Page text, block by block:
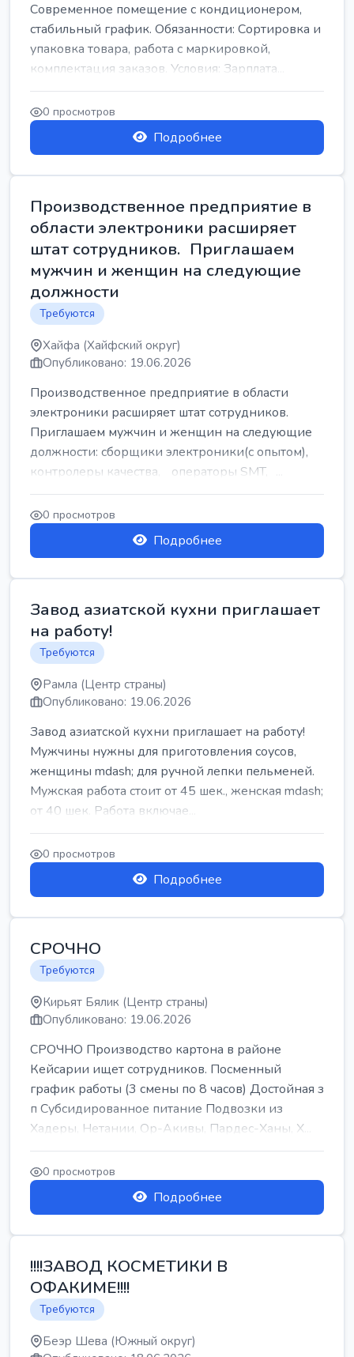
Современное помещение с кондиционером,
стабильный график. Обязанности: Сортировка и
упаковка товара, работа с маркировкой,
комплектация заказов. Условия: Зарплата...
0 просмотров
Подробнее
Производственное предприятие в
области электроники расширяет
штат сотрудников. Приглашаем
мужчин и женщин на следующие
должности
Требуются
Хайфа (Хайфский округ)
Опубликовано: 19.06.2026
Производственное предприятие в области
электроники расширяет штат сотрудников.
Приглашаем мужчин и женщин на следующие
должности: сборщики электроники(с опытом),
контролеры качества, операторы SMT, ...
0 просмотров
Подробнее
Завод азиатской кухни приглашает
на работу!
Требуются
Рамла (Центр страны)
Опубликовано: 19.06.2026
Завод азиатской кухни приглашает на работу!
Мужчины нужны для приготовления соусов,
женщины mdash; для ручной лепки пельменей.
Мужская работа стоит от 45 шек., женская mdash;
от 40 шек. Работа включае...
0 просмотров
Подробнее
СРОЧНО
Требуются
Кирьят Бялик (Центр страны)
Опубликовано: 19.06.2026
СРОЧНО Производство картона в районе
Кейсарии ищет сотрудников. Посменный
график работы (3 смены по 8 часов) Достойная з
п Субсидированное питание Подвозки из
Хадеры, Нетании, Ор-Акивы, Пардес-Ханы, Х...
0 просмотров
Подробнее
!!!!ЗАВОД КОСМЕТИКИ В
ОФАКИМЕ!!!!
Требуются
Беэр Шева (Южный округ)